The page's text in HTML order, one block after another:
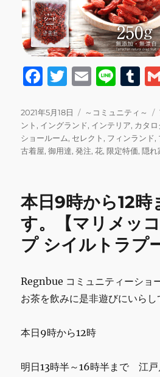
F
c
e
b
o
k
T
it
te
r
E
ai
l
Li
e
T
m
bl
r
投
稿
日:
2021年5月18日
カ
テ
ゴ
リ
～コミュニティ～
ント , イングランド, インテリア, カタ
ショールーム, セレクト , フィンランド,
古着屋,御用達,発注,花,限定特価,隠れ
本日9時から12時
す。【マリメッ
プ シイルトラプ
Regnbue コミュニティーショ
お茶を飲みに是非遊びにいらし
本日9時から12時
明日13時半～16時半まで 江